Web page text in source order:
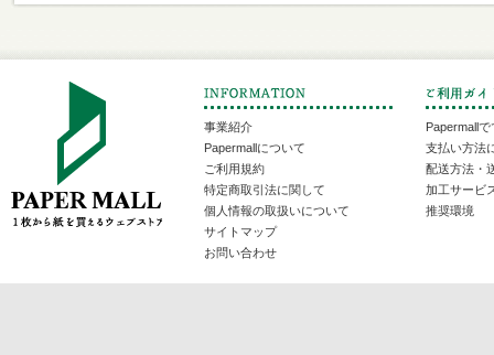
事業紹介
Papermallについて
ご利用規約
特定商取引法に関して
個人情報の取扱いについて
サイトマップ
お問い合わせ
Papermall
支払い方法
配送方法・
加工サービ
推奨環境